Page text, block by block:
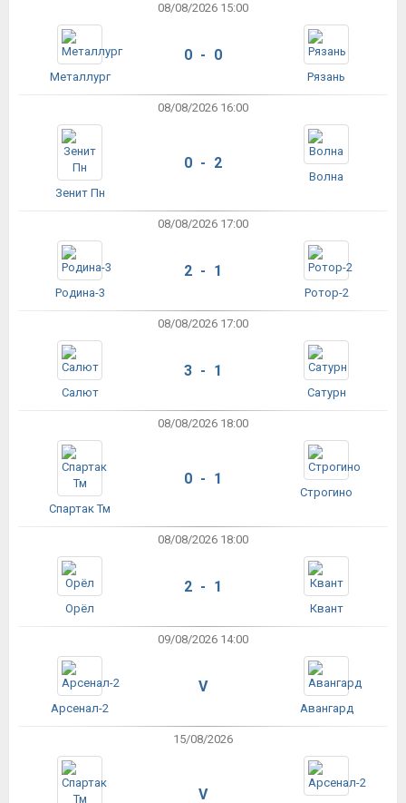
08/08/2026 15:00
Металлург
0 - 0
Рязань
08/08/2026 16:00
Зенит Пн
0 - 2
Волна
08/08/2026 17:00
Родина-3
2 - 1
Ротор-2
08/08/2026 17:00
Салют
3 - 1
Сатурн
08/08/2026 18:00
Спартак Тм
0 - 1
Строгино
08/08/2026 18:00
Орёл
2 - 1
Квант
09/08/2026 14:00
Арсенал-2
V
Авангард
15/08/2026
V